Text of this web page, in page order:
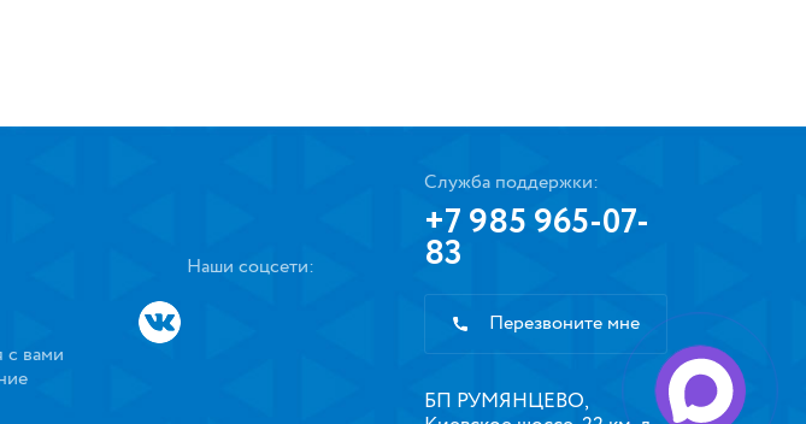
с вами
Наши соцсети:
Служба поддержки:
+7 985 965-07-
83
Перезвоните мне
БП РУМЯНЦЕВО,